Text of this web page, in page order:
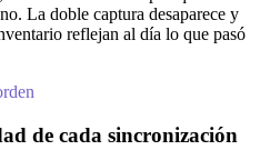
La doble captura desaparece y
reflejan al día lo que pasó
de cada sincronización